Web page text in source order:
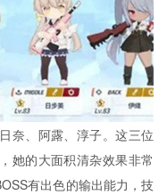
、阿露、淳子。这三位
她的大面积清杂效果非常
有出色的输出能力，技